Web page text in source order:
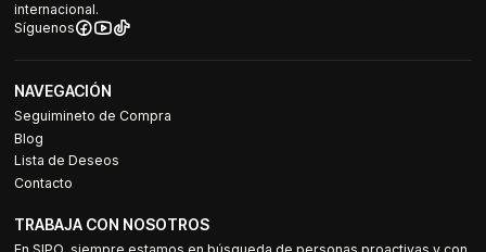
internacional.
Síguenos
NAVEGACIÓN
Seguimineto de Compra
Blog
Lista de Deseos
Contacto
TRABAJA CON NOSOTROS